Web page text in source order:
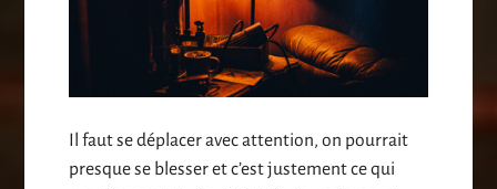
Il faut se déplacer avec attention, on pourrait
presque se blesser et c’est justement ce qui